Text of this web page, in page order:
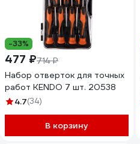
-33%
477 ₽714 ₽
Набор отверток для точных
работ KENDO 7 шт. 20538
4.7(34)
В корзину